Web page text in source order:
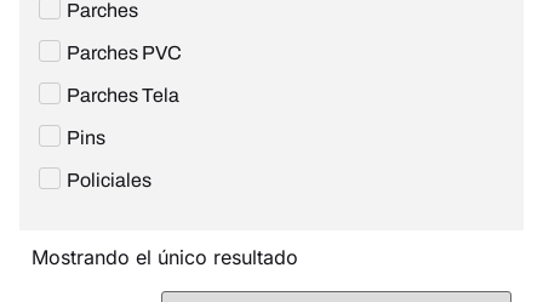
Parches
Parches PVC
Parches Tela
Pins
Policiales
Mostrando el único resultado